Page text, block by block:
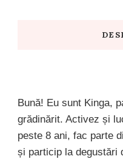
Bună! Eu sunt Kinga,
grădinărit. Activez și
peste 8 ani, fac parte
și particip la degustări